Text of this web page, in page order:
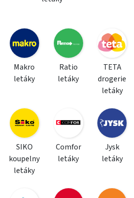
Makro
letáky
Ratio
letáky
TETA
drogerie
letáky
SIKO
koupelny
letáky
Comfor
letáky
Jysk
letáky